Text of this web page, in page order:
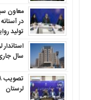
معاون
در
تولید
سال
لرستان